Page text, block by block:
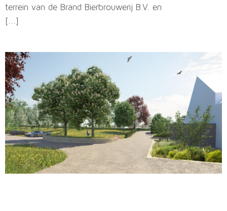
terrein van de Brand Bierbrouwerij B.V. en
[...]